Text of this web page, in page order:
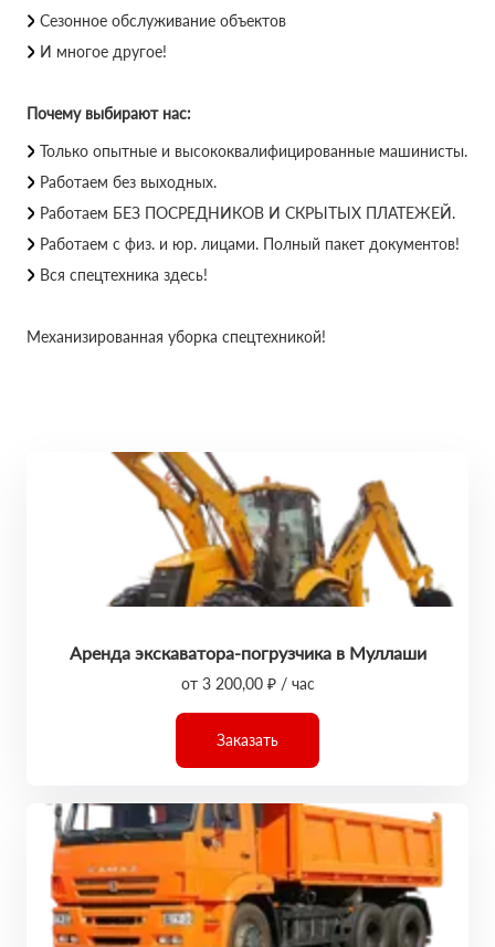
Сезонное обслуживание объектов
И многое другое!
Почему выбирают нас:
Только опытные и высококвалифицированные машинисты.
Работаем без выходных.
Работаем БЕЗ ПОСРЕДНИКОВ И СКРЫТЫХ ПЛАТЕЖЕЙ.
Работаем с физ. и юр. лицами. Полный пакет документов!
Вся спецтехника здесь!
Механизированная уборка спецтехникой!
Аренда экскаватора-погрузчика в Муллаши
от 3 200,00 ₽ / час
Заказать